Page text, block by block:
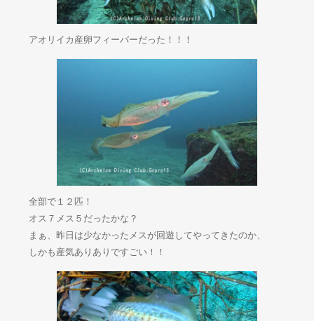
アオリイカ産卵フィーバーだった！！！
全部で１２匹！
オス７メス５だったかな？
まぁ、昨日は少なかったメスが回遊してやってきたのか、
しかも産気ありありですごい！！